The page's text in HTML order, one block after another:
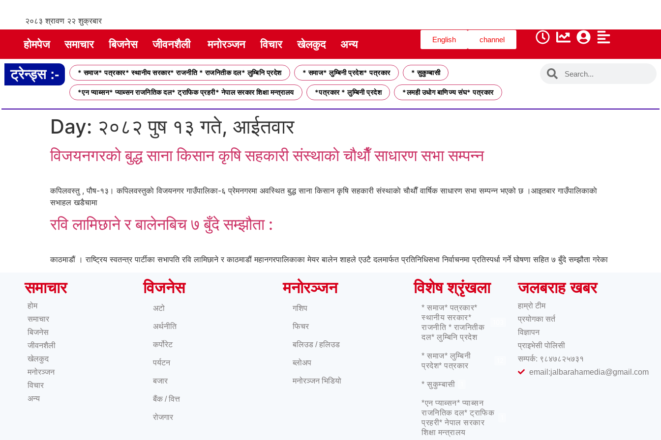
२०८३ श्रावण २२ शुक्रबार
होमपेज समाचार बिजनेस जीवनशैली मनोरञ्जन विचार खेलकुद अन्य English channel
ट्रेन्ड्स :- * समाज* पत्रकार* स्थानीय सरकार* राजनीति * राजनितीक दल* लुम्बिनि प्रदेश * समाज* लुम्बिनी प्रदेश* पत्रकार * सुकुम्बासी
*एन प्याब्सन* प्याब्सन राजनितिक दल* ट्राफिक प्रहरी* नेपाल सरकार शिक्षा मन्त्रालय *पत्रकार * लुम्बिनी प्रदेश *लमही उधोग बाणिज्य संघ* पत्रकार
Day: २०८२ पुष १३ गते, आईतवार
विजयनगरको बुद्ध साना किसान कृषि सहकारी संस्थाकाे चाैथाैँ साधारण सभा सम्पन्न
कपिलवस्तु , पौष-१३। कपिलवस्तुकाे विजयनगर गाउँपालिका-६ प्रेमनगरमा अवस्थित बुद्ध साना किसान कृषि सहकारी संस्थाकाे चाैथाैँ वार्षिक साधारण सभा सम्पन्न भएको छ ।आइतबार गाउँपालिकाकाे
सभाहल खडैचामा
रवि लामिछाने र बालेनबिच ७ बुँदे सम्झौता :
काठमाडौं । राष्ट्रिय स्वतन्त्र पार्टीका सभापति रवि लामिछाने र काठमाडौं महानगरपालिकाका मेयर बालेन शाहले एउटै दलमार्फत प्रतिनिधिसभा निर्वाचनमा प्रतिस्पर्धा गर्ने घोषणा सहित ७ बुँदे सम्झौता गरेका
समाचार
होम
समाचार
बिजनेस
जीवनशैली
खेलकुद
मनोरञ्जन
विचार
अन्य
विजनेस
अटो
अर्थनीति
कर्पोरेट
पर्यटन
बजार
बैंक / वित्त
रोजगार
मनोरञ्जन
गशिप
फिचर
बलिउड / हलिउड
ब्लोअप
मनोरञ्जन भिडियो
विशेष श्रृंखला
* समाज* पत्रकार*
स्थानीय सरकार*
राजनीति * राजनितीक
दल* लुम्बिनि प्रदेश
* समाज* लुम्बिनी
प्रदेश* पत्रकार
* सुकुम्बासी
*एन प्याब्सन* प्याब्सन
राजनितिक दल* ट्राफिक
प्रहरी* नेपाल सरकार
शिक्षा मन्त्रालय
जलबराह खबर
हाम्रो टीम
प्रयोगका सर्त
विज्ञापन
प्राइभेसी पोलिसी
सम्पर्क: ९८४७८२५७३१
email:jalbarahamedia@gmail.com